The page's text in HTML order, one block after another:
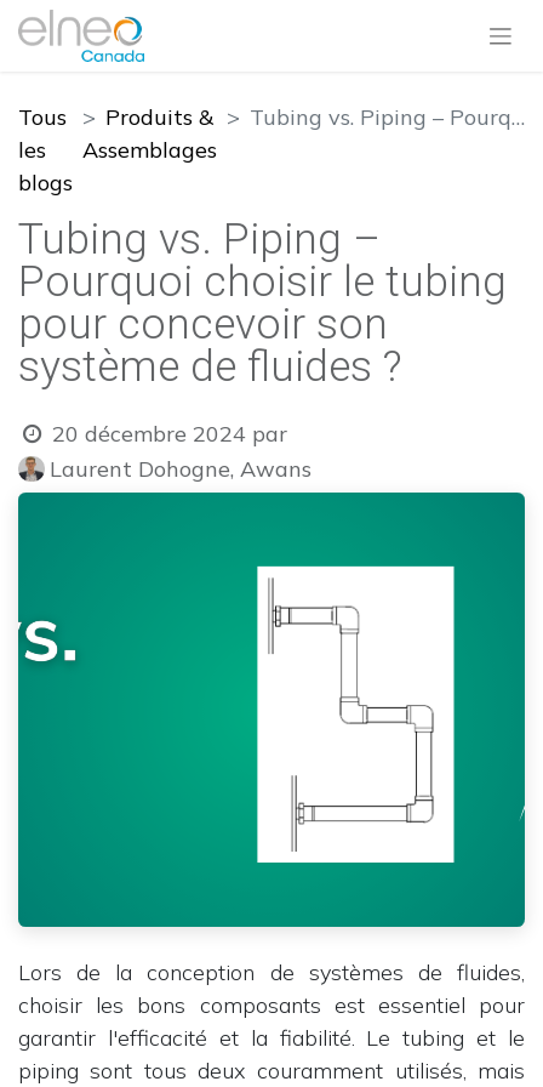
Tous
les
blogs
Produits &
Assemblages
Tubing vs. Piping – Pourquoi choisir le tubing pour concevoir son système de fluides ?
Tubing vs. Piping –
Pourquoi choisir le tubing
pour concevoir son
système de fluides ?
20 décembre 2024 par
Laurent Dohogne, Awans
Lors de la conception de systèmes de fluides,
choisir les bons composants est essentiel pour
garantir l'efficacité et la fiabilité. Le tubing et le
piping sont tous deux couramment utilisés, mais